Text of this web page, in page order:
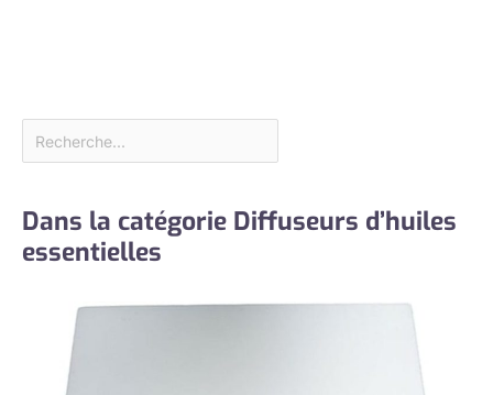
Dans la catégorie Diffuseurs d’huiles
essentielles